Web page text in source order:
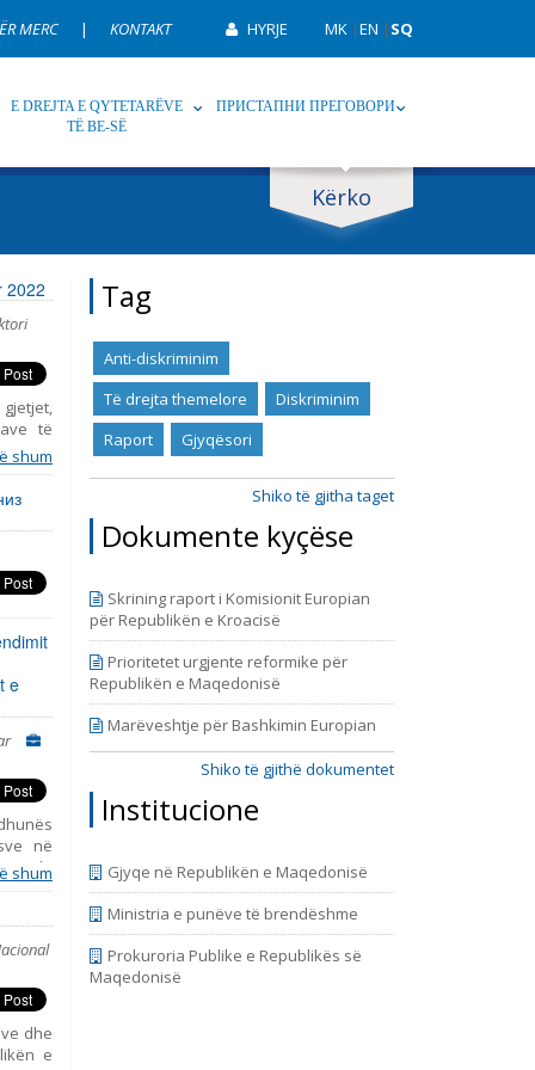
MERC | KONTAKT HYRJE MK |EN | SQ
E DREJTA E QYTETARËVE
TË BE-SË
ПРИСТАПНИ ПРЕГОВОРИ
Kërko
2022
të
raporti
duke
prill
shum
e
në
mbi
që
ti
shum
dhe
e
Tag
Anti-diskriminim
Të drejta themelore
Diskriminim
Raport
Gjyqësori
Shiko të gjitha taget
Dokumente kyçëse
Skrining raport i Komisionit Europian
për Republikën e Kroacisë
Prioritetet urgjente reformike për
Republikën e Maqedonisë
Marëveshtje për Bashkimin Europian
Shiko të gjithë dokumentet
Institucione
Gjyqe në Republikën e Maqedonisë
Ministria e punëve të brendëshme
Prokuroria Publike e Republikës së
Maqedonisë